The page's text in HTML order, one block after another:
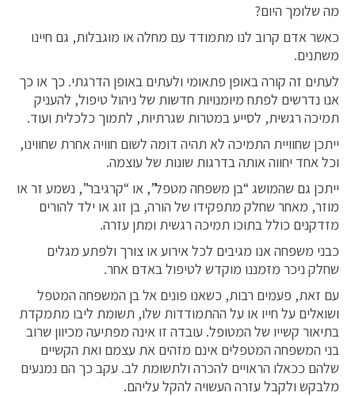
מה שלומך היום?
כאשר אדם קרוב לנו מתמודד עם מחלה או מוגבלות, גם חיינו
משתנים.
לעתים זה קורה באופן פתאומי ולעתים באופן הדרגתי. כך או כך
אנו נדרשים לפתח מיומנויות חדשות של ניהול טיפול, להעניק
תמיכה רגשית, לסייע במטרות שגרתיות, לתמוך כלכלית ועוד.
ייתכן שחוויית התמיכה לא תהיה דומה לשום חוויה אחרת שחווינו,
וכל אחד יחווה אותה בדרגות שונות של עוצמה.
ייתכן גם שהמושג “בן משפחה מטפל”, או “קרגיבר”, נשמע זר או
מוזר, מאחר שחלק מתפקידו של הורה, בן זוג או ילד להורים
מזדקנים כולל בתוכו תמיכה רגשית ומתן עזרה.
כבני משפחה אנו מגיבים לכל אירוע או צורך ולפתע מגלים
שחלק ניכר מזמננו מוקדש לטיפול באדם אחר.
עם זאת, פעמים רבות, כשאנו פונים אל בן המשפחה המטפל
ושואלים על חייו או על ההתמודדות שלו, תשומת ליבו מתמקדת
בתיאור קשייו של המטופל. עובדה זו אינה מפתיעה מכיוון שרוב
בני המשפחה המטפלים אינם מזהים את עצמם ואת הקשיים
שלהם ככאלו הראויים להכרה ולתשומת לב. עקב כך הם נמנעים
מלבקש ולקבל עזרה העשויה להקל עליהם.